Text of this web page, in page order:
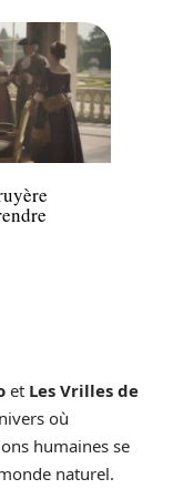
et Les Vrilles de
où
humaines se
naturel.